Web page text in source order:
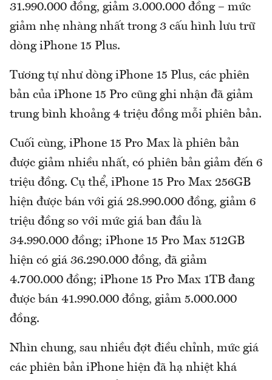
31.990.000 đồng, giảm 3.000.000 đồng – mức
giảm nhẹ nhàng nhất trong 3 cấu hình lưu trữ
dòng iPhone 15 Plus.
Tương tự như dòng iPhone 15 Plus, các phiên
bản của iPhone 15 Pro cũng ghi nhận đã giảm
trung bình khoảng 4 triệu đồng mỗi phiên bản.
Cuối cùng, iPhone 15 Pro Max là phiên bản
được giảm nhiều nhất, có phiên bản giảm đến 6
triệu đồng. Cụ thể, iPhone 15 Pro Max 256GB
hiện được bán với giá 28.990.000 đồng, giảm 6
triệu đồng so với mức giá ban đầu là
34.990.000 đồng; iPhone 15 Pro Max 512GB
hiện có giá 36.290.000 đồng, đã giảm
4.700.000 đồng; iPhone 15 Pro Max 1TB đang
được bán 41.990.000 đồng, giảm 5.000.000
đồng.
Nhìn chung, sau nhiều đợt điều chỉnh, mức giá
các phiên bản iPhone hiện đã hạ nhiệt khá